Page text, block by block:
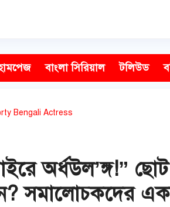
বাংলা সিরিয়াল টলিউড
Bengali Actress
অর্ধউল’ঙ্গ!”
সমালোচকদের